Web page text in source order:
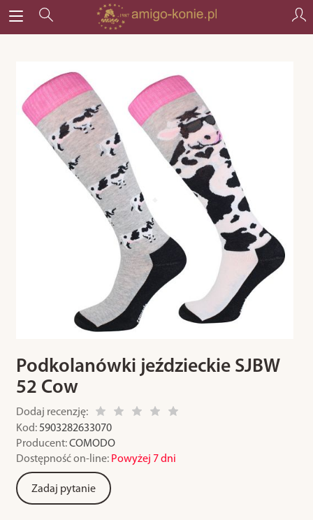
Podkolanówki jeździeckie SJBW
52 Cow
Dodaj recenzję:
Kod: 5903282633070
Producent: COMODO
Dostępność on-line: Powyżej 7 dni
Zadaj pytanie